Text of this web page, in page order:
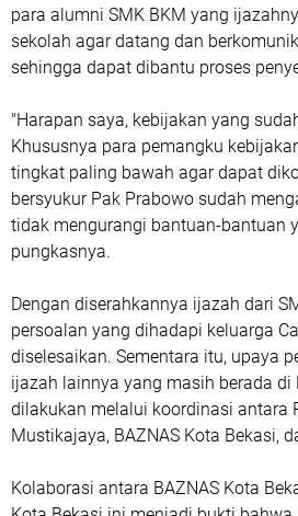
para alumni SMK BKM yang
sekolah agar datang dan
sehingga dapat dibantu proses
‎"Harapan saya, kebijakan yang
Khususnya para pemangku
tingkat paling bawah agar dapat
bersyukur Pak Prabowo sudah
tidak mengurangi bantuan-bantuan
pungkasnya.
‎Dengan diserahkannya ijazah dari
persoalan yang dihadapi keluarga
diselesaikan. Sementara itu, upaya
ijazah lainnya yang masih berada di
dilakukan melalui koordinasi antara
Mustikajaya, BAZNAS Kota Bekasi,
‎Kolaborasi antara BAZNAS Kota